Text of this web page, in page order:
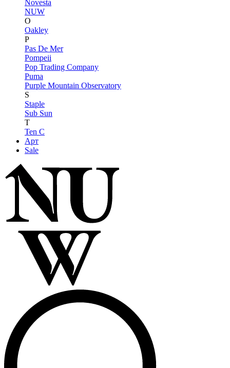
Novesta
NUW
O
Oakley
P
Pas De Mer
Pompeii
Pop Trading Company
Puma
Purple Mountain Observatory
S
Staple
Sub Sun
T
Ten C
Арт
Sale